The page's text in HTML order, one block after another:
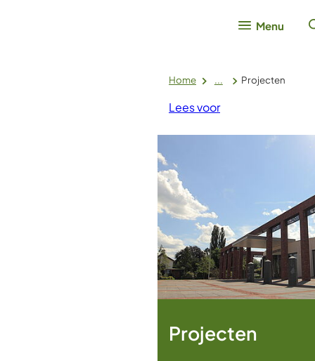
Menu
Home ... Projecten
Lees voor
Projecten